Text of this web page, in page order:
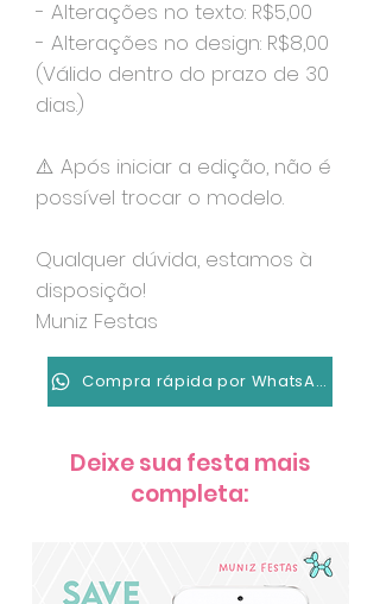
- Alterações no texto: R$5,00
- Alterações no design: R$8,00
(Válido dentro do prazo de 30
dias.)
⚠️ Após iniciar a edição, não é
possível trocar o modelo.
Qualquer dúvida, estamos à
disposição!
Muniz Festas
Compra rápida por WhatsApp
Deixe sua festa mais
completa: